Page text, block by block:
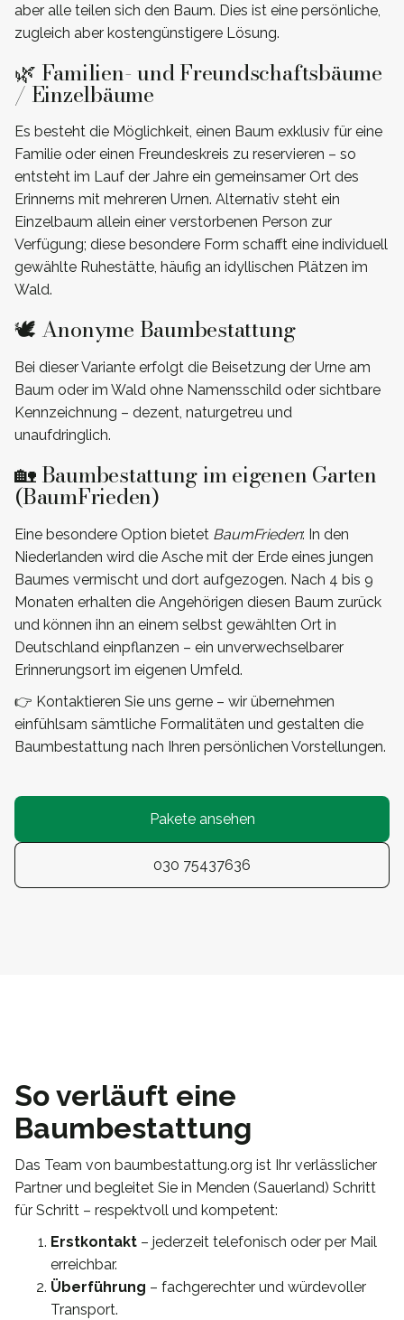
aber alle teilen sich den Baum. Dies ist eine persönliche,
zugleich aber kostengünstigere Lösung.
🌿 Familien- und Freundschaftsbäume
/ Einzelbäume
Es besteht die Möglichkeit, einen Baum exklusiv für eine
Familie oder einen Freundeskreis zu reservieren – so
entsteht im Lauf der Jahre ein gemeinsamer Ort des
Erinnerns mit mehreren Urnen. Alternativ steht ein
Einzelbaum allein einer verstorbenen Person zur
Verfügung; diese besondere Form schafft eine individuell
gewählte Ruhestätte, häufig an idyllischen Plätzen im
Wald.
🕊️ Anonyme Baumbestattung
Bei dieser Variante erfolgt die Beisetzung der Urne am
Baum oder im Wald ohne Namensschild oder sichtbare
Kennzeichnung – dezent, naturgetreu und
unaufdringlich.
🏡 Baumbestattung im eigenen Garten
(BaumFrieden)
Eine besondere Option bietet BaumFrieden: In den
Niederlanden wird die Asche mit der Erde eines jungen
Baumes vermischt und dort aufgezogen. Nach 4 bis 9
Monaten erhalten die Angehörigen diesen Baum zurück
und können ihn an einem selbst gewählten Ort in
Deutschland einpflanzen – ein unverwechselbarer
Erinnerungsort im eigenen Umfeld.
👉 Kontaktieren Sie uns gerne – wir übernehmen
einfühlsam sämtliche Formalitäten und gestalten die
Baumbestattung nach Ihren persönlichen Vorstellungen.
Pakete ansehen
030 75437636
So verläuft eine
Baumbestattung
Das Team von baumbestattung.org ist Ihr verlässlicher
Partner und begleitet Sie in Menden (Sauerland) Schritt
für Schritt – respektvoll und kompetent:
Erstkontakt – jederzeit telefonisch oder per Mail
erreichbar.
Überführung – fachgerechter und würdevoller
Transport.